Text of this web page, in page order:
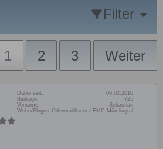
Filter
1 2 3 Weiter
Dabei seit:
09.02.2010
Beiträge:
725
Vorname:
Sebastian
Wohn/Flugort:Odenwaldkreis / FMC Mümlingtal